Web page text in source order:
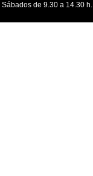
Sábados de 9.30 a 14.30 h.